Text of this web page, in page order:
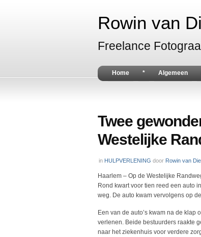
Rowin van
Freelance
Home * Algemeen
Twee
Westelijke
in HULPVERLENING door Rowin van
Haarlem – Op de Westelijke
Rond kwart voor tien reed een auto
weg. De auto kwam vervolgens op
Een van de auto’s kwam na de klap
verlenen. Beide bestuurders raakte
naar het ziekenhuis voor verdere